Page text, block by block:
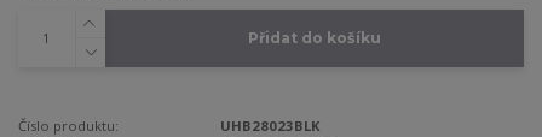
Přidat do košíku
Číslo produktu:
UHB28023BLK